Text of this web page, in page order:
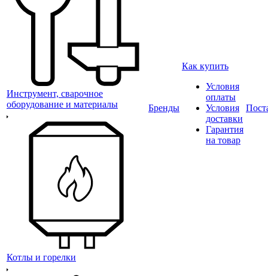
Инструмент, сварочное
оборудование и материалы
Котлы и горелки
Бренды
Как купить
Условия
оплаты
Условия
доставки
Гарантия
на товар